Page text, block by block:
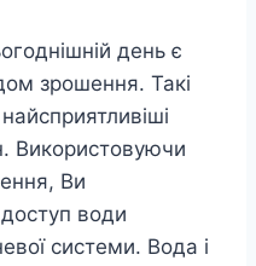
день є
зрошення. Такі
Використовуючи
Ви
води
системи. Вода і